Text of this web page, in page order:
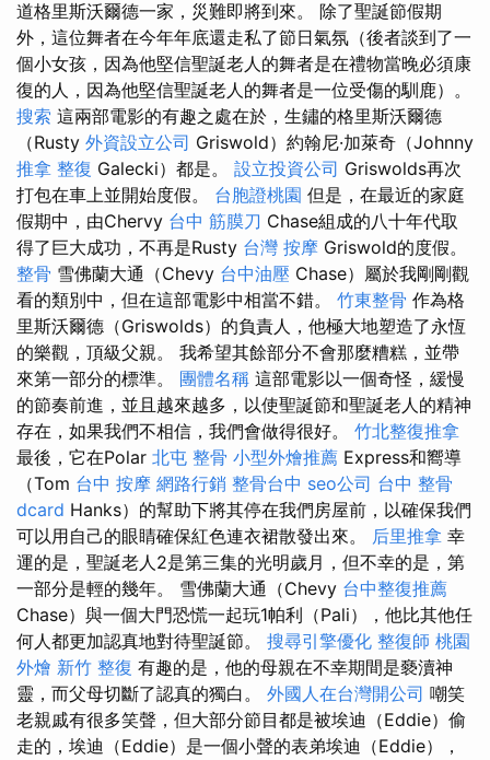
道格里斯沃爾德一家，災難即將到來。 除了聖誕節假期
外，這位舞者在今年年底還走私了節日氣氛（後者談到了一
個小女孩，因為他堅信聖誕老人的舞者是在禮物當晚必須康
復的人，因為他堅信聖誕老人的舞者是一位受傷的馴鹿）。
搜索 這兩部電影的有趣之處在於，生鏽的格里斯沃爾德
（Rusty 外資設立公司 Griswold）約翰尼·加萊奇（Johnny
推拿 整復 Galecki）都是。 設立投資公司 Griswolds再次
打包在車上並開始度假。 台胞證桃園 但是，在最近的家庭
假期中，由Chervy 台中 筋膜刀 Chase組成的八十年代取
得了巨大成功，不再是Rusty 台灣 按摩 Griswold的度假。
整骨 雪佛蘭大通（Chevy 台中油壓 Chase）屬於我剛剛觀
看的類別中，但在這部電影中相當不錯。 竹東整骨 作為格
里斯沃爾德（Griswolds）的負責人，他極大地塑造了永恆
的樂觀，頂級父親。 我希望其餘部分不會那麼糟糕，並帶
來第一部分的標準。 團體名稱 這部電影以一個奇怪，緩慢
的節奏前進，並且越來越多，以使聖誕節和聖誕老人​​的精神
存在，如果我們不相信，我們會做得很好。 竹北整復推拿
最後，它在Polar 北屯 整骨 小型外燴推薦 Express和嚮導
（Tom 台中 按摩 網路行銷 整骨台中 seo公司 台中 整骨
dcard Hanks）的幫助下將其停在我們房屋前，以確保我們
可以用自己的眼睛確保紅色連衣裙散發出來。 后里推拿 幸
運的是，聖誕老人2是第三集的光明歲月，但不幸的是，第
一部分是輕的幾年。 雪佛蘭大通（Chevy 台中整復推薦
Chase）與一個大門恐慌一起玩1帕利（Pali），他比其他任
何人都更加認真地對待聖誕節。 搜尋引擎優化 整復師 桃園
外燴 新竹 整復 有趣的是，他的母親在不幸期間是褻瀆神
靈，而父母切斷了認真的獨白。 外國人在台灣開公司 嘲笑
老親戚有很多笑聲，但大部分節目都是被埃迪（Eddie）偷
走的，埃迪（Eddie）是一個小聲的表弟埃迪（Eddie），